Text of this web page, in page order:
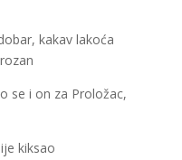
kakav lakoća
se i on za Proložac,
kiksao